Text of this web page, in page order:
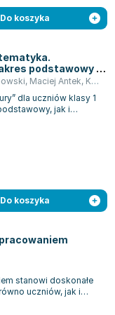
Do koszyka
podstawowy i
, Maciej Antek, Krzysztof Belka
dla uczniów klasy 1
jak i
na przyg...
Do koszyka
stanowi doskonałe
uczniów, jak i